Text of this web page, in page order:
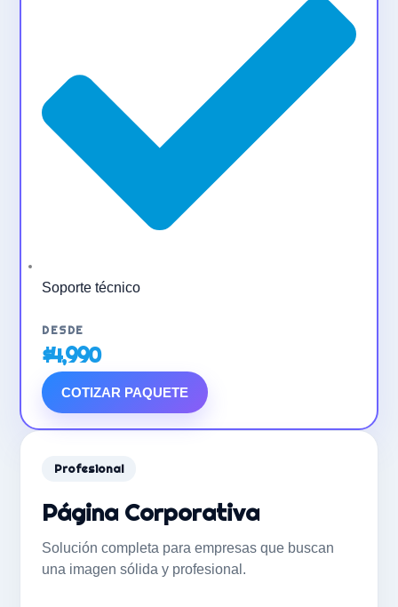
Soporte técnico
$4,990
COTIZAR PAQUETE
Profesional
Página Corporativa
Solución completa para empresas que buscan
una imagen sólida y profesional.